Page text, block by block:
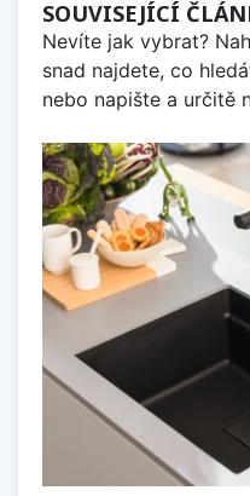
SOUVISEJÍCÍ
Nevíte jak vybrat?
snad najdete, co
nebo napište a určitě